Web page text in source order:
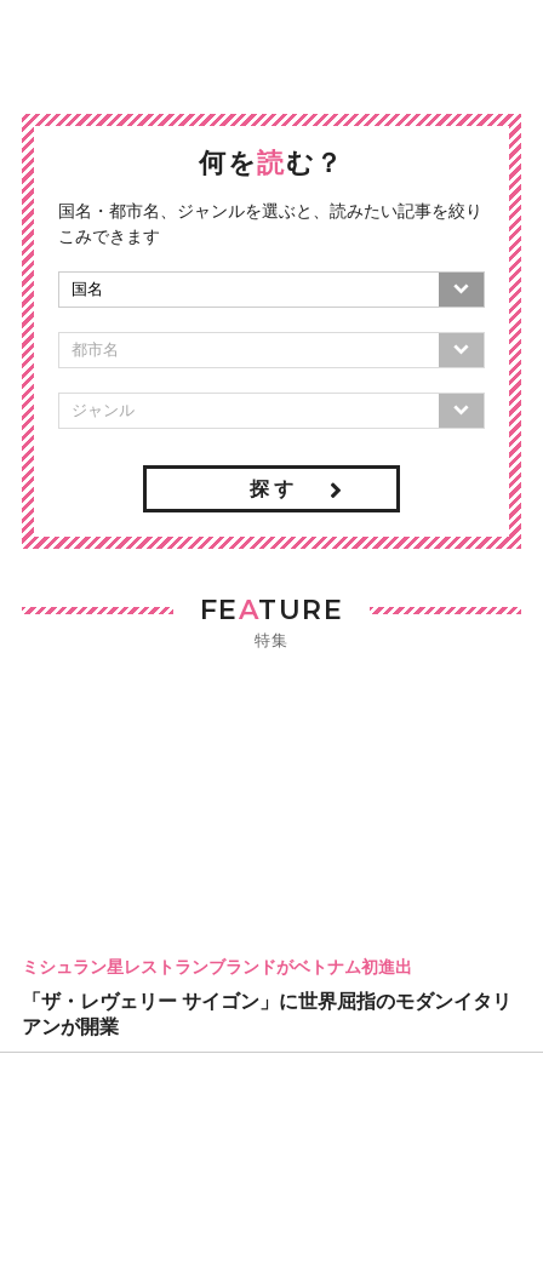
何を読む？
国名・都市名、ジャンルを選ぶと、読みたい記事を絞り
こみできます
探 す
FEATURE
特集
ミシュラン星レストランブランドがベトナム初進出
「ザ・レヴェリー サイゴン」に世界屈指のモダンイタリ
アンが開業